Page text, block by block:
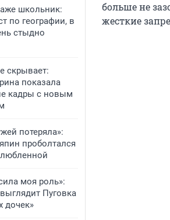
школьник:
по географии, в
стыдно
скрывает:
показала
кадры с новым
потеряла»:
проболтался
моя роль»:
Пуговка
дочек»
больше не
жесткие